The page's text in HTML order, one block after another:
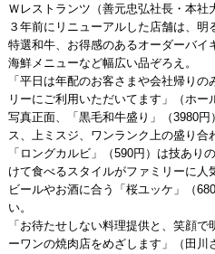
Ｗレストランツ（善元忠弘社長・本社
３年前にリニューアルした店舗は、明
特選和牛、お得感のあるオーダーバ
海鮮メニューなど幅広い品ぞろえ。
「平日は年配のお客さまや会社帰り
リーにご利用いただいてます」（ホー
写真正面、「黒毛和牛盛り」（3980
ス、上ミスジ、ワンランク上の盛り合
「ロングカルビ」（590円）は技あり
けて食べるスタイルがファミリーに人
ビールやお酒に合う「桜ユッケ」（
い。
「お待たせしない料理提供と、笑顔
ーワンの焼肉店をめざします」（田川